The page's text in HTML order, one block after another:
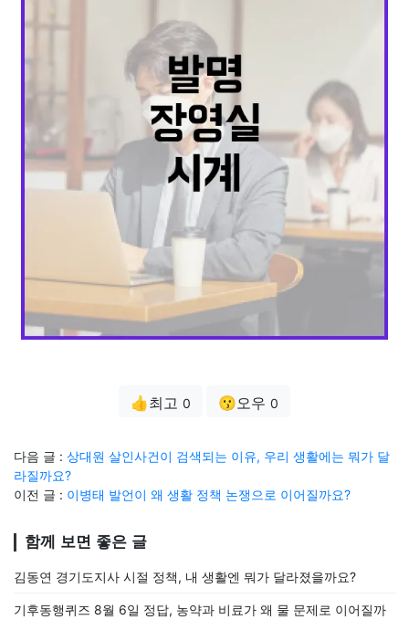
👍최고 0 😗오우 0
다음 글 : 상대원 살인사건이 검색되는 이유, 우리 생활에는 뭐가 달
라질까요?
이전 글 : 이병태 발언이 왜 생활 정책 논쟁으로 이어질까요?
함께 보면 좋은 글
김동연 경기도지사 시절 정책, 내 생활엔 뭐가 달라졌을까요?
기후동행퀴즈 8월 6일 정답, 농약과 비료가 왜 물 문제로 이어질까